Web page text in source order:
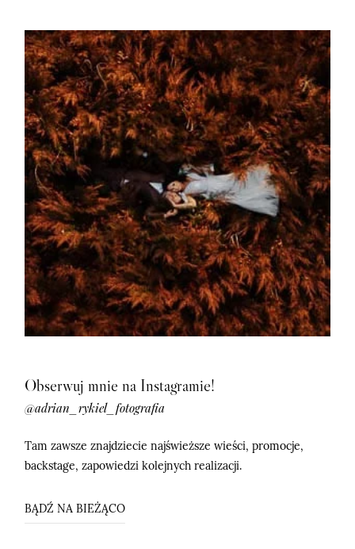
Obserwuj mnie na Instagramie!
@adrian_rykiel_fotografia
Tam zawsze znajdziecie najświeższe wieści, promocje,
backstage, zapowiedzi kolejnych realizacji.
BĄDŹ NA BIEŻĄCO